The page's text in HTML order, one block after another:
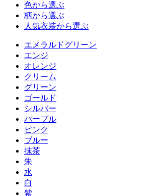
色から選ぶ
柄から選ぶ
人気衣装から選ぶ
エメラルドグリーン
エンジ
オレンジ
クリーム
グリーン
ゴールド
シルバー
パープル
ピンク
ブルー
抹茶
朱
水
白
紫